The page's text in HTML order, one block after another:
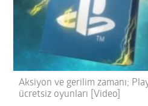
Aksiyon ve gerilim zamanı;
ücretsiz oyunları [Video]